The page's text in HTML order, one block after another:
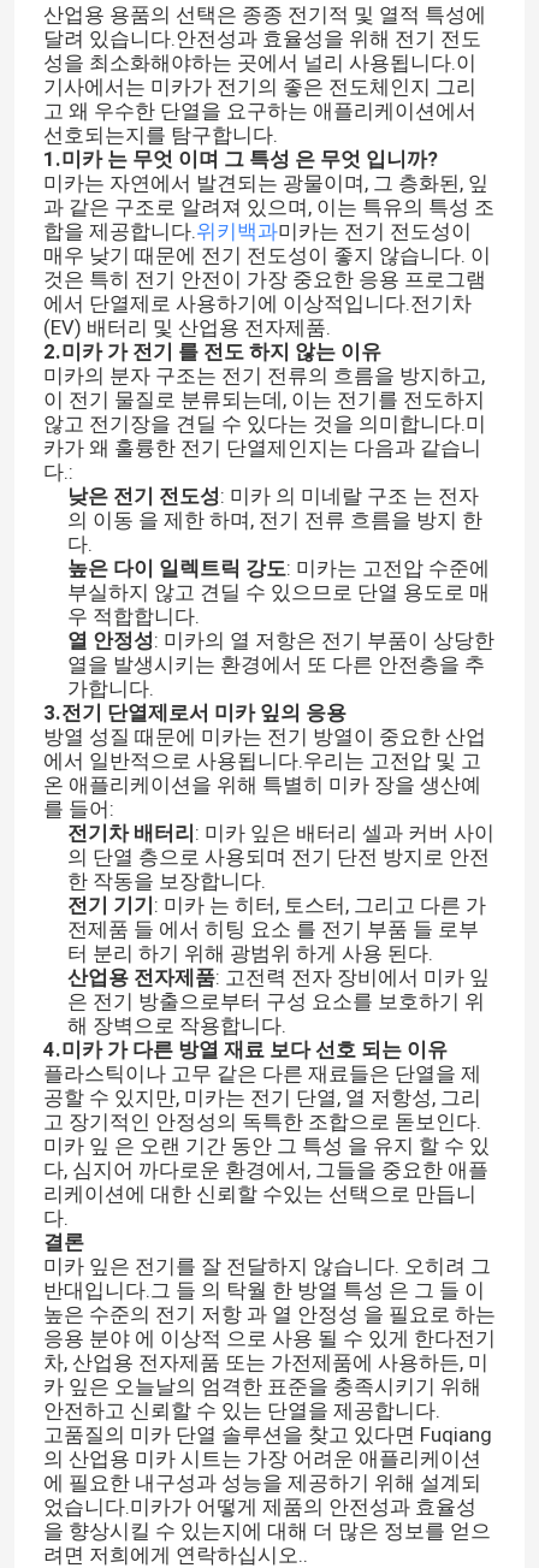
산업용 용품의 선택은 종종 전기적 및 열적 특성에
달려 있습니다.안전성과 효율성을 위해 전기 전도
성을 최소화해야하는 곳에서 널리 사용됩니다.이
기사에서는 미카가 전기의 좋은 전도체인지 그리
고 왜 우수한 단열을 요구하는 애플리케이션에서
선호되는지를 탐구합니다.
1.미카 는 무엇 이며 그 특성 은 무엇 입니까?
미카는 자연에서 발견되는 광물이며, 그 층화된, 잎
과 같은 구조로 알려져 있으며, 이는 특유의 특성 조
합을 제공합니다.위키백과미카는 전기 전도성이
매우 낮기 때문에 전기 전도성이 좋지 않습니다. 이
것은 특히 전기 안전이 가장 중요한 응용 프로그램
에서 단열제로 사용하기에 이상적입니다.전기차
(EV) 배터리 및 산업용 전자제품.
2.미카 가 전기 를 전도 하지 않는 이유
미카의 분자 구조는 전기 전류의 흐름을 방지하고,
이 전기 물질로 분류되는데, 이는 전기를 전도하지
않고 전기장을 견딜 수 있다는 것을 의미합니다.미
카가 왜 훌륭한 전기 단열제인지는 다음과 같습니
다.:
낮은 전기 전도성: 미카 의 미네랄 구조 는 전자
의 이동 을 제한 하며, 전기 전류 흐름을 방지 한
다.
높은 다이 일렉트릭 강도: 미카는 고전압 수준에
부실하지 않고 견딜 수 있으므로 단열 용도로 매
우 적합합니다.
열 안정성: 미카의 열 저항은 전기 부품이 상당한
열을 발생시키는 환경에서 또 다른 안전층을 추
가합니다.
3.전기 단열제로서 미카 잎의 응용
방열 성질 때문에 미카는 전기 방열이 중요한 산업
에서 일반적으로 사용됩니다.우리는 고전압 및 고
온 애플리케이션을 위해 특별히 미카 장을 생산예
를 들어:
전기차 배터리: 미카 잎은 배터리 셀과 커버 사이
의 단열 층으로 사용되며 전기 단전 방지로 안전
한 작동을 보장합니다.
전기 기기: 미카 는 히터, 토스터, 그리고 다른 가
전제품 들 에서 히팅 요소 를 전기 부품 들 로부
터 분리 하기 위해 광범위 하게 사용 된다.
산업용 전자제품: 고전력 전자 장비에서 미카 잎
은 전기 방출으로부터 구성 요소를 보호하기 위
해 장벽으로 작용합니다.
4.미카 가 다른 방열 재료 보다 선호 되는 이유
플라스틱이나 고무 같은 다른 재료들은 단열을 제
공할 수 있지만, 미카는 전기 단열, 열 저항성, 그리
고 장기적인 안정성의 독특한 조합으로 돋보인다.
미카 잎 은 오랜 기간 동안 그 특성 을 유지 할 수 있
다, 심지어 까다로운 환경에서, 그들을 중요한 애플
리케이션에 대한 신뢰할 수있는 선택으로 만듭니
다.
결론
미카 잎은 전기를 잘 전달하지 않습니다. 오히려 그
반대입니다.그 들 의 탁월 한 방열 특성 은 그 들 이
높은 수준의 전기 저항 과 열 안정성 을 필요로 하는
응용 분야 에 이상적 으로 사용 될 수 있게 한다전기
차, 산업용 전자제품 또는 가전제품에 사용하든, 미
카 잎은 오늘날의 엄격한 표준을 충족시키기 위해
안전하고 신뢰할 수 있는 단열을 제공합니다.
고품질의 미카 단열 솔루션을 찾고 있다면 Fuqiang
의 산업용 미카 시트는 가장 어려운 애플리케이션
에 필요한 내구성과 성능을 제공하기 위해 설계되
었습니다.미카가 어떻게 제품의 안전성과 효율성
을 향상시킬 수 있는지에 대해 더 많은 정보를 얻으
려면 저희에게 연락하십시오..